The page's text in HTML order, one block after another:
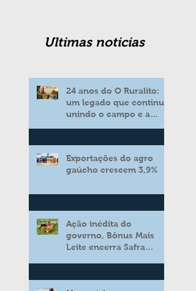
Ultimas noticias
24 anos do O Ruralito:
um legado que continua
unindo o campo e a
Exportações do agro
gaúcho crescem 3,9%
Ação inédita do
governo, Bônus Mais
Leite encerra Safra
aos produtores de leite